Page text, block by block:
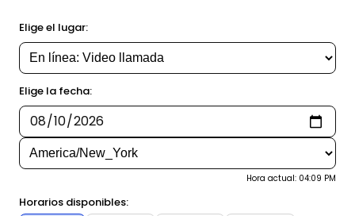
Elige el lugar:
Elige la fecha:
Hora actual: 04:09 PM
Horarios disponibles: